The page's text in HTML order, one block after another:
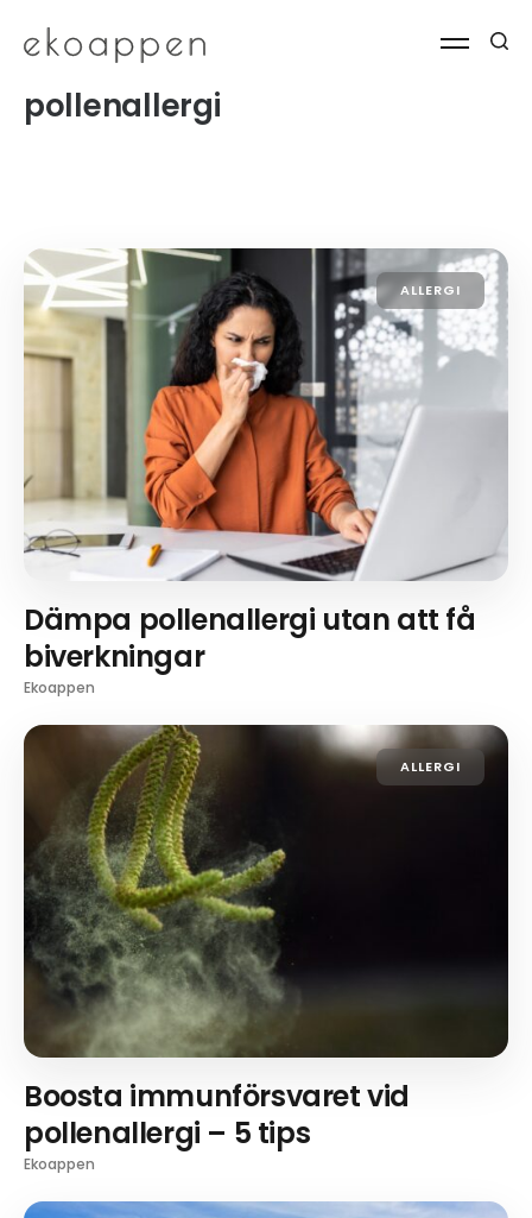
pollenallergi
ALLERGI
Dämpa pollenallergi utan att få
biverkningar
Ekoappen
ALLERGI
Boosta immunförsvaret vid
pollenallergi – 5 tips
Ekoappen